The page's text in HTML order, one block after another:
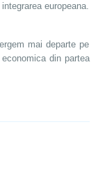
europeana.
mai departe pe
din partea